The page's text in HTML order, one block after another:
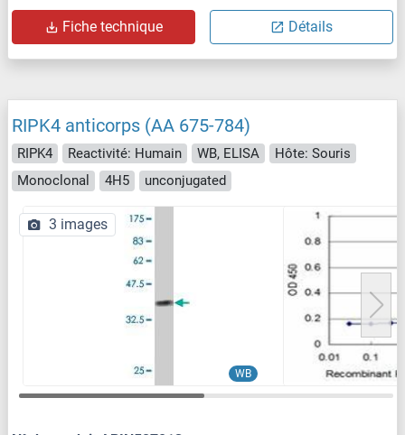
Fiche technique Détails
RIPK4 anticorps (AA 675-784)
RIPK4 Reactivité: Humain WB, ELISA
Hôte: Souris
Monoclonal
4H5 unconjugated
WB
3 images